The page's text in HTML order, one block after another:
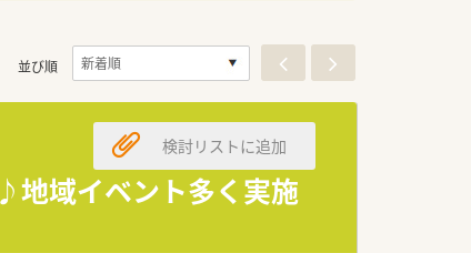
並び順
地域イベント多く実施
検討リストに追加